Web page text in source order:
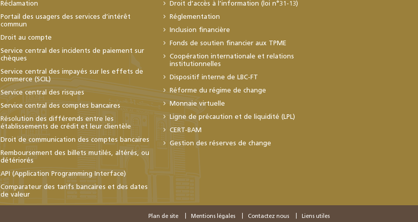
Réclamation
Portail des usagers des services d’intérêt
commun
Droit au compte
Service central des incidents de paiement sur
chèques
Service central des impayés sur les effets de
commerce (SCIL)
Service central des risques
Service central des comptes bancaires
Résolution des différends entre les
établissements de crédit et leur clientèle
Droit de communication des comptes bancaires
Remboursement des billets mutilés, altérés, ou
détériorés
API (Application Programming Interface)
Comparateur des tarifs bancaires et des dates
de valeur
Droit d’accès à l’information (loi n°31-13)
Réglementation
Inclusion financière
Fonds de soutien financier aux TPME
Coopération internationale et relations
institutionnelles
Dispositif interne de LBC-FT
Réforme du régime de change
Monnaie virtuelle
Ligne de précaution et de liquidité (LPL)
CERT-BAM
Gestion des réserves de change
Plan de site Mentions légales Contactez nous Liens utiles